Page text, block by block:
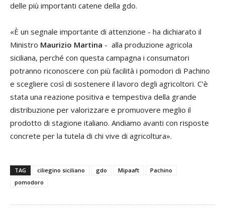
delle più importanti catene della gdo.
«È un segnale importante di attenzione - ha dichiarato il
Ministro Maurizio Martina - alla produzione agricola
siciliana, perché con questa campagna i consumatori
potranno riconoscere con più facilità i pomodori di Pachino
e scegliere così di sostenere il lavoro degli agricoltori. C'è
stata una reazione positiva e tempestiva della grande
distribuzione per valorizzare e promuovere meglio il
prodotto di stagione italiano. Andiamo avanti con risposte
concrete per la tutela di chi vive di agricoltura».
TAG ciliegino siciliano gdo Mipaaft
Pachino
pomodoro